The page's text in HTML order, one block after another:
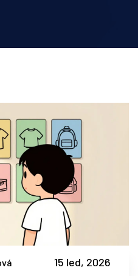
15 led, 2026